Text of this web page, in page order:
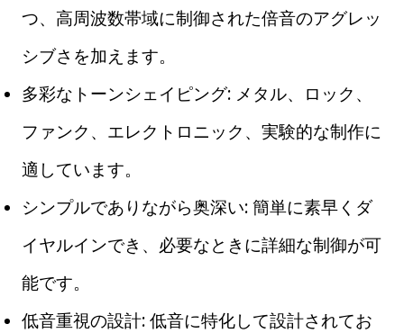
つ、高周波数帯域に制御された倍音のアグレッ
シブさを加えます。
多彩なトーンシェイピング: メタル、ロック、
ファンク、エレクトロニック、実験的な制作に
適しています。
シンプルでありながら奥深い: 簡単に素早くダ
イヤルインでき、必要なときに詳細な制御が可
能です。
低音重視の設計: 低音に特化して設計されてお